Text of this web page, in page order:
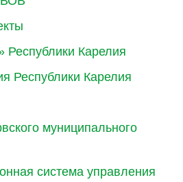
Республики Карелия
Республики Карелия
муниципального
система управления